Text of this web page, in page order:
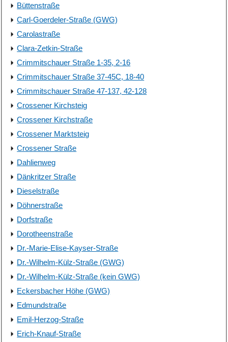
Büttenstraße
Carl-Goerdeler-Straße (GWG)
Carolastraße
Clara-Zetkin-Straße
Crimmitschauer Straße 1-35, 2-16
Crimmitschauer Straße 37-45C, 18-40
Crimmitschauer Straße 47-137, 42-128
Crossener Kirchsteig
Crossener Kirchstraße
Crossener Marktsteig
Crossener Straße
Dahlienweg
Dänkritzer Straße
Dieselstraße
Döhnerstraße
Dorfstraße
Dorotheenstraße
Dr.-Marie-Elise-Kayser-Straße
Dr.-Wilhelm-Külz-Straße (GWG)
Dr.-Wilhelm-Külz-Straße (kein GWG)
Eckersbacher Höhe (GWG)
Edmundstraße
Emil-Herzog-Straße
Erich-Knauf-Straße